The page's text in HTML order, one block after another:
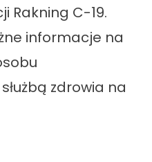
Rakning C-19.
informacje na
zdrowia na